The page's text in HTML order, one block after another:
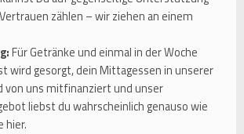
zählen – wir ziehen an einem
Für Getränke und einmal in der Woche
wird gesorgt, dein Mittagessen in unserer
von uns mitfinanziert und unser
liebst du wahrscheinlich genauso wie
hier.